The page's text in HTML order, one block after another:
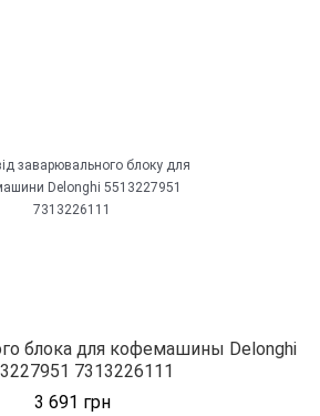
блока для кофемашины Delonghi
7313226111
3 691 грн